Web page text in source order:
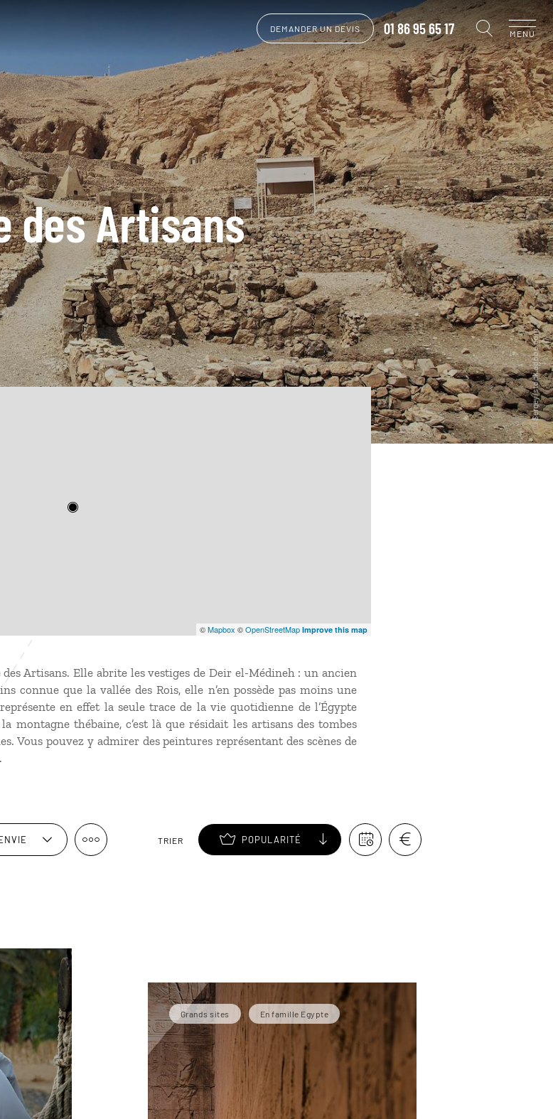
DEMANDER UN DEVIS 01 86 95 65 17 MENU
des Artisans
©Mapbox ©OpenStreetMap Improve this map
Artisans. Elle abrite les vestiges de Deir el-Médineh : un ancien
connue que la vallée des Rois, elle n’en possède pas moins une
en effet la seule trace de la vie quotidienne de l’Égypte
montagne thébaine, c’est là que résidait les artisans des tombes
Vous pouvez y admirer des peintures représentant des scènes de
TRIER POPULARITÉ
Grands sites En famille Egypte